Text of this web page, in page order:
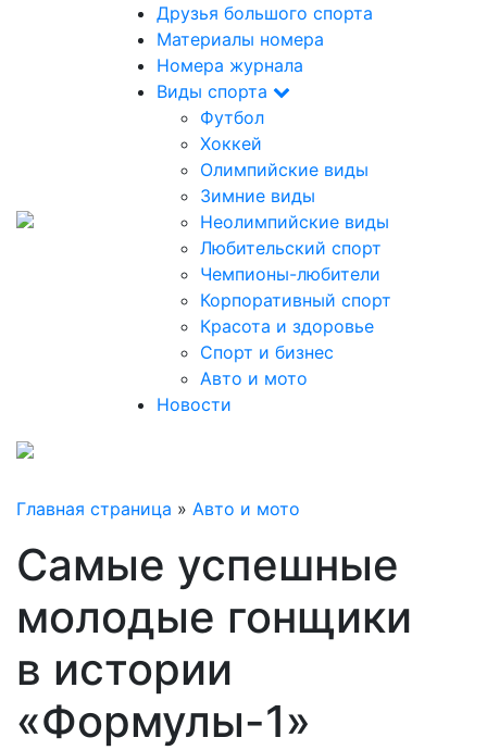
Друзья большого спорта
Материалы номера
Номера журнала
Виды спорта
Футбол
Хоккей
Олимпийские виды
Зимние виды
Неолимпийские виды
Любительский спорт
Чемпионы-любители
Корпоративный спорт
Красота и здоровье
Спорт и бизнес
Авто и мото
Новости
Главная страница » Авто и мото
Самые успешные
молодые гонщики
в истории
«Формулы-1»